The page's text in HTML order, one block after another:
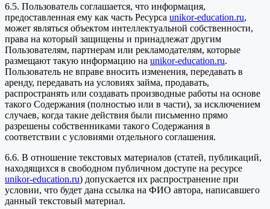
6.5. Пользователь соглашается, что информация,
предоставленная ему как часть Ресурса unikor-education.ru,
может являться объектом интеллектуальной собственности,
права на который защищены и принадлежат другим
Пользователям, партнерам или рекламодателям, которые
размещают такую информацию на unikor-education.ru.
Пользователь не вправе вносить изменения, передавать в
аренду, передавать на условиях займа, продавать,
распространять или создавать производные работы на основе
такого Содержания (полностью или в части), за исключением
случаев, когда такие действия были письменно прямо
разрешены собственниками такого Содержания в
соответствии с условиями отдельного соглашения.
6.6. В отношение текстовых материалов (статей, публикаций,
находящихся в свободном публичном доступе на ресурсе
unikor-education.ru) допускается их распространение при
условии, что будет дана ссылка на ФИО автора, написавшего
данный текстовый материал.